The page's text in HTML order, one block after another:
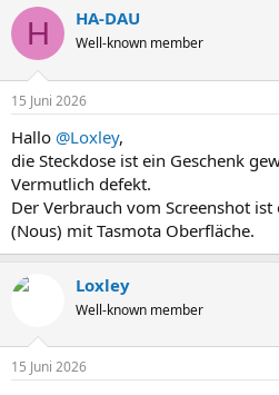
H HA-DAU
Well-known member
15 Juni 2026
Hallo @Loxley,
die Steckdose ist ein Geschenk
Vermutlich defekt.
Der Verbrauch vom Screenshot ist
(Nous) mit Tasmota Oberfläche.
Loxley
Well-known member
15 Juni 2026